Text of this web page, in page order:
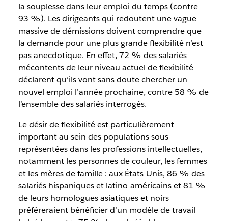
la souplesse dans leur emploi du temps (contre
93 %). Les dirigeants qui redoutent une vague
massive de démissions doivent comprendre que
la demande pour une plus grande flexibilité n’est
pas anecdotique. En effet, 72 % des salariés
mécontents de leur niveau actuel de flexibilité
déclarent qu’ils vont sans doute chercher un
nouvel emploi l’année prochaine, contre 58 % de
l’ensemble des salariés interrogés.
Le désir de flexibilité est particulièrement
important au sein des populations sous-
représentées dans les professions intellectuelles,
notamment les personnes de couleur, les femmes
et les mères de famille : aux États-Unis, 86 % des
salariés hispaniques et latino-américains et 81 %
de leurs homologues asiatiques et noirs
préféreraient bénéficier d’un modèle de travail